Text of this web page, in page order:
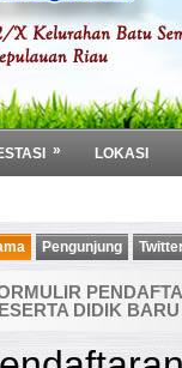
» LOKASI
Pengunjung
DIDIK